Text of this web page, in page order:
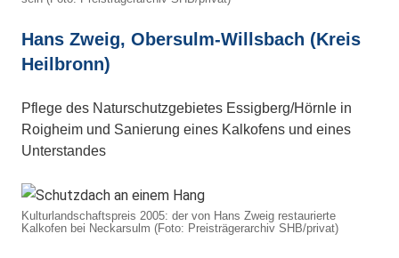
Hans Zweig, Obersulm-Willsbach (Kreis
Heilbronn)
Pflege des Naturschutzgebietes Essigberg/Hörnle in
Roigheim und Sanierung eines Kalkofens und eines
Unterstandes
Kulturlandschaftspreis 2005: der von Hans Zweig restaurierte
Kalkofen bei Neckarsulm (Foto: Preisträgerarchiv SHB/privat)